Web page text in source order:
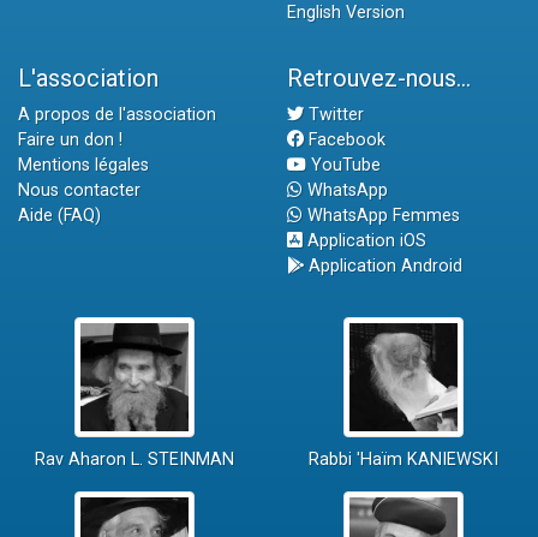
English Version
L'association
A propos de l'association
Faire un don !
Mentions légales
Nous contacter
Aide (FAQ)
Retrouvez-nous...
Twitter
Facebook
YouTube
WhatsApp
WhatsApp Femmes
Application iOS
Application Android
Rav Aharon L. STEINMAN Rabbi 'Haïm KANIEWSKI